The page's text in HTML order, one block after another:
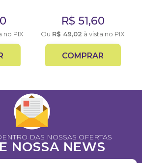
no PIX
R$ 51,60
Ou R$ 49,02 à vista no PIX
COMPRAR
DAS NOSSAS OFERTAS
NOSSA NEWS